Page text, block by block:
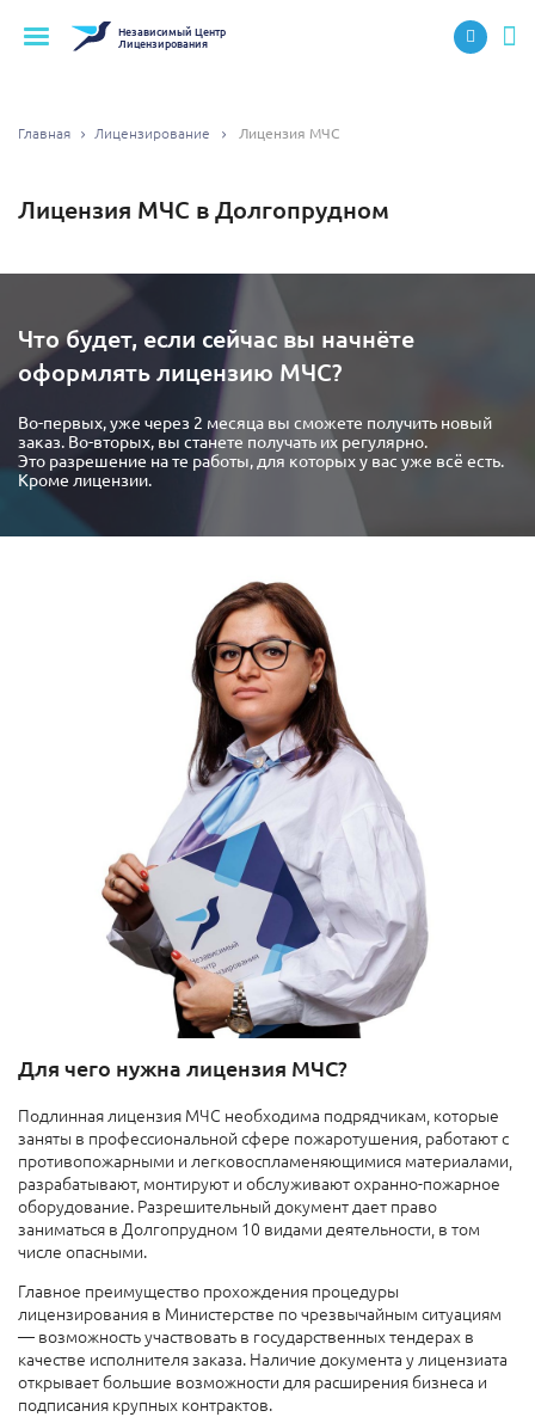
НезависимыйЦентр
Лицензирования
Главная Лицензирование Лицензия МЧС
Лицензия МЧС в Долгопрудном
Что будет, если сейчас вы начнёте
оформлять лицензию МЧС?
Во-первых, уже через 2 месяца вы сможете получить новый
заказ. Во-вторых, вы станете получать их регулярно.
Это разрешение на те работы, для которых у вас уже всё есть.
Кроме лицензии.
Для чего нужна лицензия МЧС?
Подлинная лицензия МЧС необходима подрядчикам, которые
заняты в профессиональной сфере пожаротушения, работают с
противопожарными и легковоспламеняющимися материалами,
разрабатывают, монтируют и обслуживают охранно-пожарное
оборудование. Разрешительный документ дает право
заниматься в Долгопрудном 10 видами деятельности, в том
числе опасными.
Главное преимущество прохождения процедуры
лицензирования в Министерстве по чрезвычайным ситуациям
— возможность участвовать в государственных тендерах в
качестве исполнителя заказа. Наличие документа у лицензиата
открывает большие возможности для расширения бизнеса и
подписания крупных контрактов.